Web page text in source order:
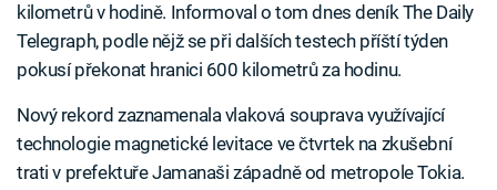
kilometrů v hodině. Informoval o tom dnes deník The Daily
Telegraph, podle nějž se při dalších testech příští týden
pokusí překonat hranici 600 kilometrů za hodinu.
Nový rekord zaznamenala vlaková souprava využívající
technologie magnetické levitace ve čtvrtek na zkušební
trati v prefektuře Jamanaši západně od metropole Tokia.